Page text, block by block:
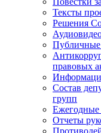
Тексты
Решения
правовых
Состав
групп
Ежегодные
Отчеты